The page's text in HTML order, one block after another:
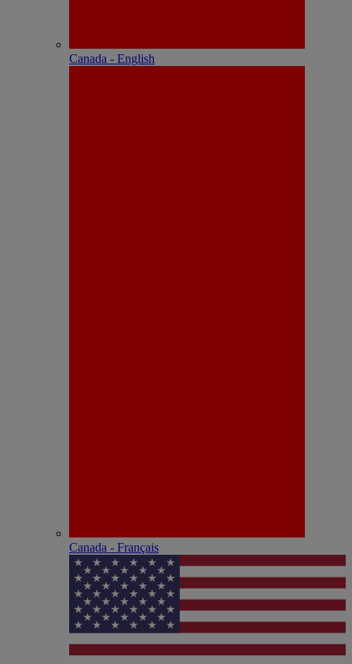
Canada - English
Canada - Français